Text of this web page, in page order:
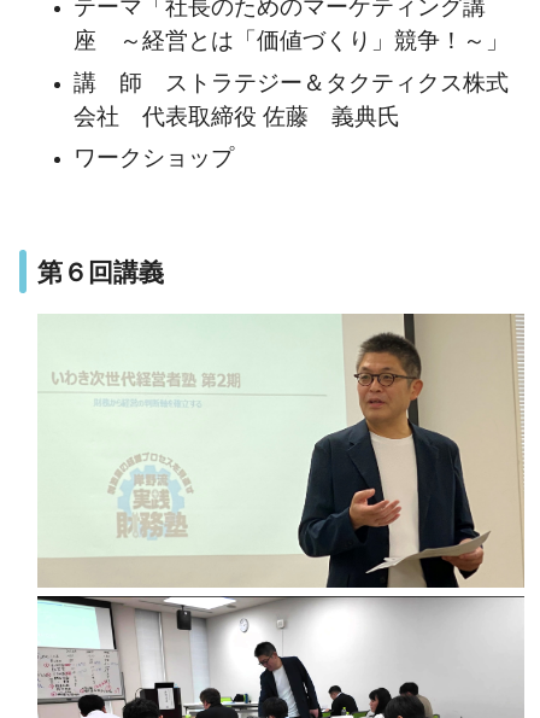
テーマ「社長のためのマーケティング講
座 ～経営とは「価値づくり」競争！～」
講 師 ストラテジー＆タクティクス株式
会社 代表取締役 佐藤 義典氏
ワークショップ
第６回講義